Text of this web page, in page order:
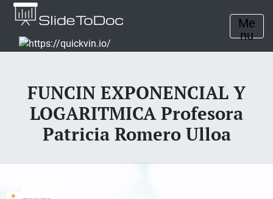
Me
nu
FUNCIN EXPONENCIAL Y
LOGARITMICA Profesora
Patricia Romero Ulloa